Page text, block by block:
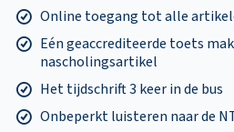
Online toegang tot alle
Eén geaccrediteerde toets
nascholingsartikel
Het tijdschrift 3 keer in de bus
Onbeperkt luisteren naar de